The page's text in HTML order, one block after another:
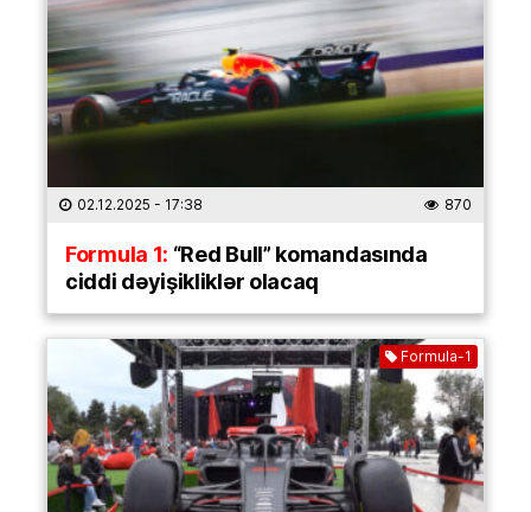
02.12.2025 - 17:38 870
Formula 1: “Red Bull” komandasında
ciddi dəyişikliklər olacaq
Formula-1